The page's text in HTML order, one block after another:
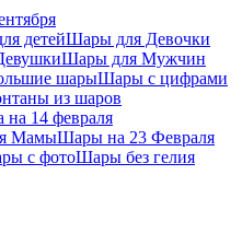
детейШары для Девочки
Шары для Мужчин
шарыШары с цифрами
из шаров
14 февраля
МамыШары на 23 Февраля
с фотоШары без гелия